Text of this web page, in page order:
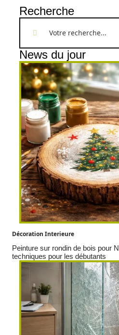
Recherche
News du jour
Décoration Interieure
Peinture sur rondin de bois pour
techniques pour les débutants